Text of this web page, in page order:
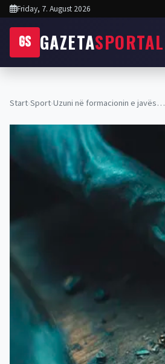
Friday, 7. August 2026
GS GAZETASPORTAL
Start›Sport›Uzuni në formacionin e javës…